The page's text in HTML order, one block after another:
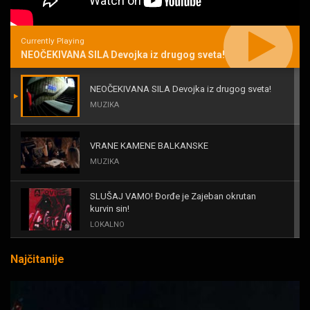
Currently Playing
NEOČEKIVANA SILA Devojka iz drugog sveta!
NEOČEKIVANA SILA Devojka iz drugog sveta!
MUZIKA
VRANE KAMENE BALKANSKE
MUZIKA
SLUŠAJ VAMO! Đorđe je Zajeban okrutan
kurvin sin!
LOKALNO
Najčitanije